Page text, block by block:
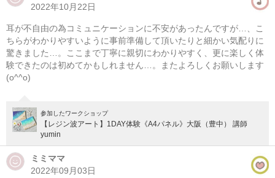
2022年10月22日
耳が不自由の為コミュニケーションに不安があったんですが…、こ
ちらがわかりやすいように事前準備して頂いたりと細かい気配りに
驚きました…。ここまで丁寧に親切にわかりやすく、更に楽しく体
験できたのは初めてかもしれません…。またよろしくお願いします
(o^^o)
参加したワークショップ
【レジン波アート】1DAY体験《A4パネル》大阪（豊中） 講師
yumin
ミミママ
2022年09月03日